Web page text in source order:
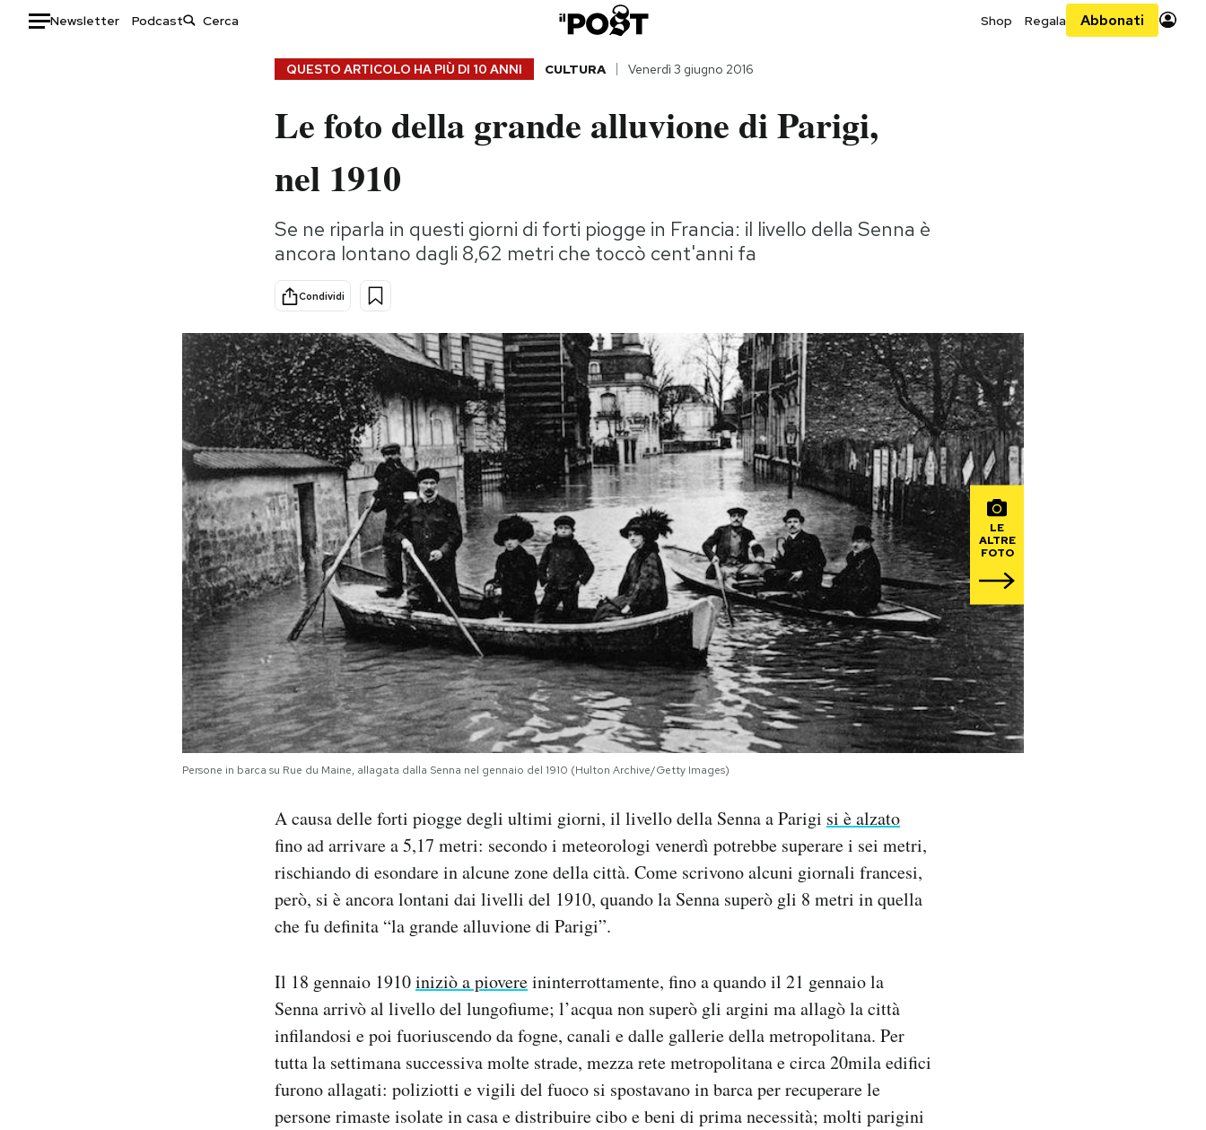
Newsletter Podcast Shop Regala Abbonati
Storie/Idee
Ok Boomer!
Altrecose
Mondiali calcio 2026
AREA PERSONALE
QUESTO ARTICOLO HA PIÙ DI 10 ANNI CULTURA Venerdì 3 giugno 2016
Le foto della grande alluvione di Parigi,
nel 1910
Se ne riparla in questi giorni di forti piogge in Francia: il livello della Senna è
ancora lontano dagli 8,62 metri che toccò cent'anni fa
Condividi
LE
ALTRE
FOTO
Persone in barca su Rue du Maine, allagata dalla Senna nel gennaio del 1910 (Hulton Archive/Getty Images)
A causa delle forti piogge degli ultimi giorni, il livello della Senna a Parigi si è alzato
fino ad arrivare a 5,17 metri: secondo i meteorologi venerdì potrebbe superare i sei metri,
rischiando di esondare in alcune zone della città. Come scrivono alcuni giornali francesi,
però, si è ancora lontani dai livelli del 1910, quando la Senna superò gli 8 metri in quella
che fu definita “la grande alluvione di Parigi”.
Il 18 gennaio 1910iniziò a piovereininterrottamente, fino a quando il 21 gennaio la
Senna arrivò al livello del lungofiume; l’acqua non superò gli argini ma allagò la città
infilandosi e poi fuoriuscendo da fogne, canali e dalle gallerie della metropolitana. Per
tutta la settimana successiva molte strade, mezza rete metropolitana e circa 20mila edifici
furono allagati: poliziotti e vigili del fuoco si spostavano in barca per recuperare le
persone rimaste isolate in casa e distribuire cibo e beni di prima necessità; molti parigini